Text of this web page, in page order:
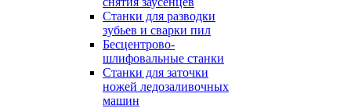
Станки для разводки
зубьев и сварки пил
Бесцентрово-
шлифовальные станки
Станки для заточки
ножей ледозаливочных
машин